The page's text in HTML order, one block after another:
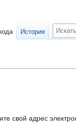
свой адрес
История
П
о
к